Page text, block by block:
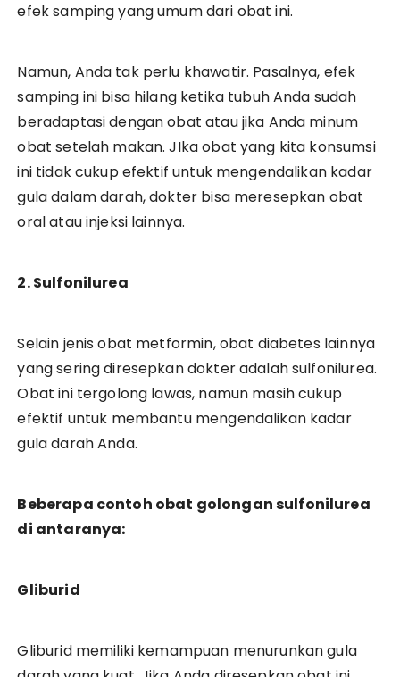
efek samping yang umum dari obat ini.
Namun, Anda tak perlu khawatir. Pasalnya, efek
samping ini bisa hilang ketika tubuh Anda sudah
beradaptasi dengan obat atau jika Anda minum
obat setelah makan. JIka obat yang kita konsumsi
ini tidak cukup efektif untuk mengendalikan kadar
gula dalam darah, dokter bisa meresepkan obat
oral atau injeksi lainnya.
2. Sulfonilurea
Selain jenis obat metformin, obat diabetes lainnya
yang sering diresepkan dokter adalah sulfonilurea.
Obat ini tergolong lawas, namun masih cukup
efektif untuk membantu mengendalikan kadar
gula darah Anda.
Beberapa contoh obat golongan sulfonilurea
di antaranya:
Gliburid
Gliburid memiliki kemampuan menurunkan gula